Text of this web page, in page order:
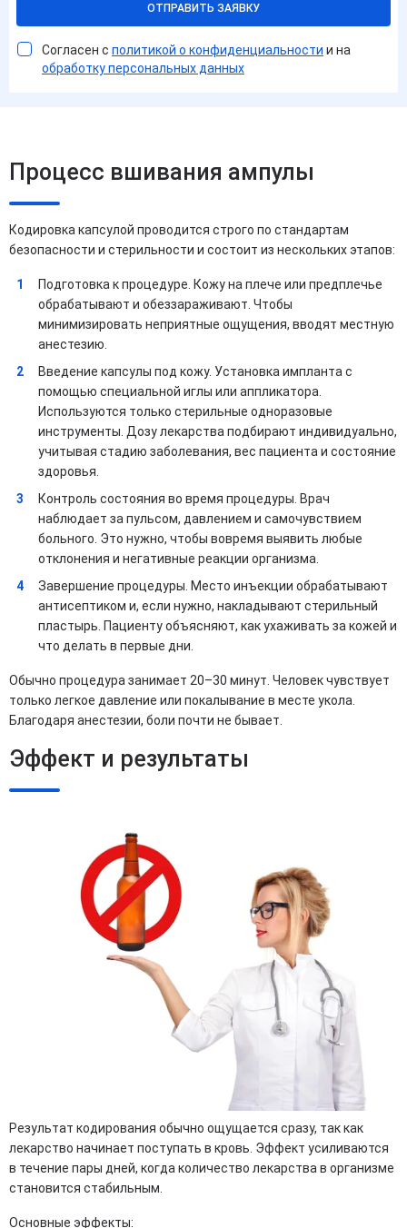
ОТПРАВИТЬ ЗАЯВКУ
Согласен с политикой о конфиденциальности и на
обработку персональных данных
Процесс вшивания ампулы
Кодировка капсулой проводится строго по стандартам
безопасности и стерильности и состоит из нескольких этапов:
Подготовка к процедуре. Кожу на плече или предплечье
обрабатывают и обеззараживают. Чтобы
минимизировать неприятные ощущения, вводят местную
анестезию.
Введение капсулы под кожу. Установка импланта с
помощью специальной иглы или аппликатора.
Используются только стерильные одноразовые
инструменты. Дозу лекарства подбирают индивидуально,
учитывая стадию заболевания, вес пациента и состояние
здоровья.
Контроль состояния во время процедуры. Врач
наблюдает за пульсом, давлением и самочувствием
больного. Это нужно, чтобы вовремя выявить любые
отклонения и негативные реакции организма.
Завершение процедуры. Место инъекции обрабатывают
антисептиком и, если нужно, накладывают стерильный
пластырь. Пациенту объясняют, как ухаживать за кожей и
что делать в первые дни.
Обычно процедура занимает 20–30 минут. Человек чувствует
только легкое давление или покалывание в месте укола.
Благодаря анестезии, боли почти не бывает.
Эффект и результаты
Результат кодирования обычно ощущается сразу, так как
лекарство начинает поступать в кровь. Эффект усиливаются
в течение пары дней, когда количество лекарства в организме
становится стабильным.
Основные эффекты: